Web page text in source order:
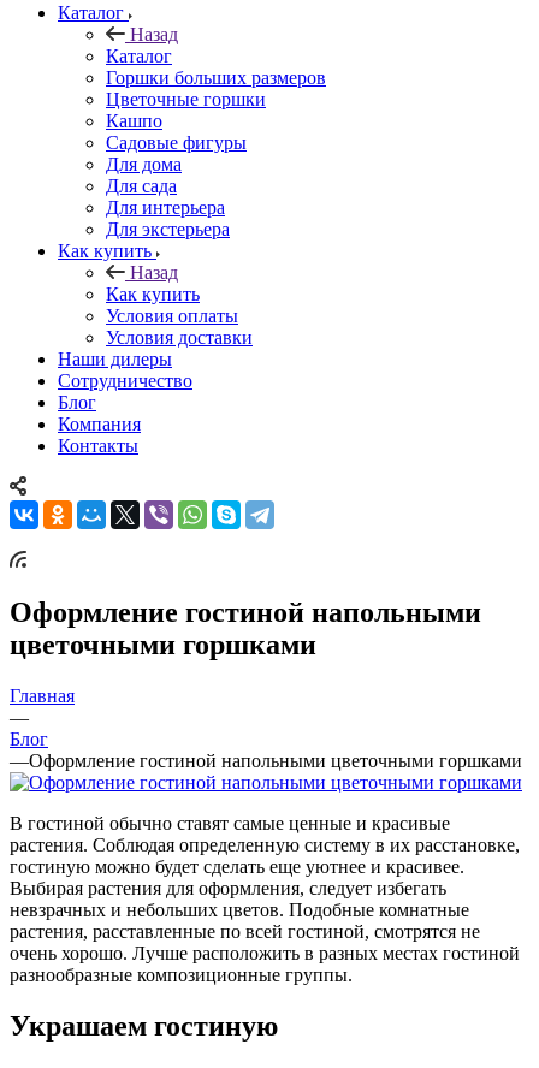
Каталог
Назад
Каталог
Горшки больших размеров
Цветочные горшки
Кашпо
Садовые фигуры
Для дома
Для сада
Для интерьера
Для экстерьера
Как купить
Назад
Как купить
Условия оплаты
Условия доставки
Наши дилеры
Сотрудничество
Блог
Компания
Контакты
Оформление гостиной напольными
цветочными горшками
Главная
—
Блог
—Оформление гостиной напольными цветочными горшками
В гостиной обычно ставят самые ценные и красивые
растения. Соблюдая определенную систему в их расстановке,
гостиную можно будет сделать еще уютнее и красивее.
Выбирая растения для оформления, следует избегать
невзрачных и небольших цветов. Подобные комнатные
растения, расставленные по всей гостиной, смотрятся не
очень хорошо. Лучше расположить в разных местах гостиной
разнообразные композиционные группы.
Украшаем гостиную